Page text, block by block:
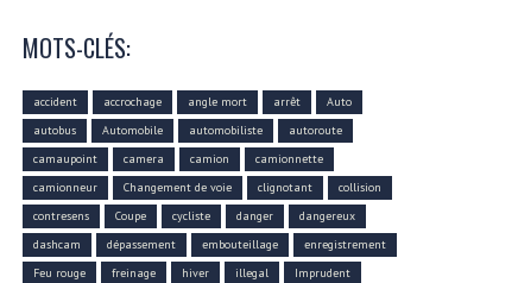
MOTS-CLÉS:
accident accrochage angle mort arrêt
Auto
autobus
Automobile automobiliste
autoroute
camaupoint
camera camion
camionnette
camionneur
Changement de voie clignotant
collision
contresens
Coupe cycliste danger
dangereux
dashcam
dépassement embouteillage
enregistrement
Feu rouge
freinage hiver illegal
Imprudent